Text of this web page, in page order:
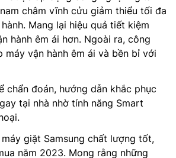
châm vĩnh cửu giảm thiểu tối đa
Mang lại hiệu quả tiết kiệm
hành êm ái hơn. Ngoài ra, công
máy vận hành êm ái và bền bỉ với
chẩn đoán, hướng dẫn khắc phục
tại nhà nhờ tính năng Smart
giặt Samsung chất lượng tốt,
năm 2023. Mong rằng những